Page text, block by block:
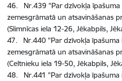
46. Nr.439 "Par dzīvokļa īpašuma
zemesgrāmatā un atsavināšanas
(Slimnīcas iela 12-26, Jēkabpils,
47. Nr.440 "Par dzīvokļa īpašuma
zemesgrāmatā un atsavināšanas
(Celtnieku iela 19-50, Jēkabpils,
48. Nr.441 "Par dzīvokļa īpašuma